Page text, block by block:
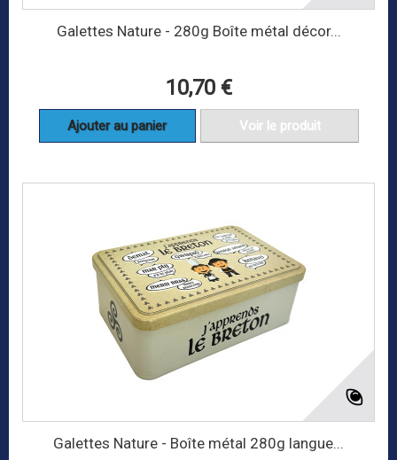
Galettes Nature - 280g Boîte métal décor...
10,70 €
Ajouter au panier Voir le produit
Galettes Nature - Boîte métal 280g langue...